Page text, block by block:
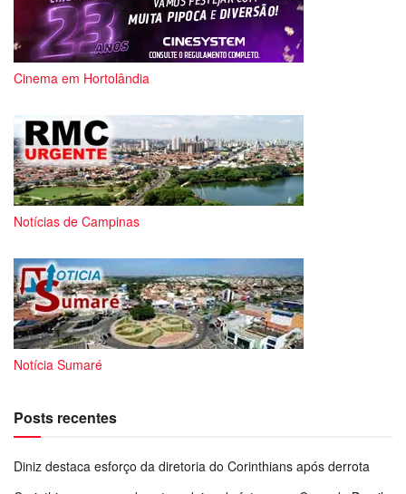
Cinema em Hortolândia
Notícias de Campinas
Notícia Sumaré
Posts recentes
Diniz destaca esforço da diretoria do Corinthians após derrota